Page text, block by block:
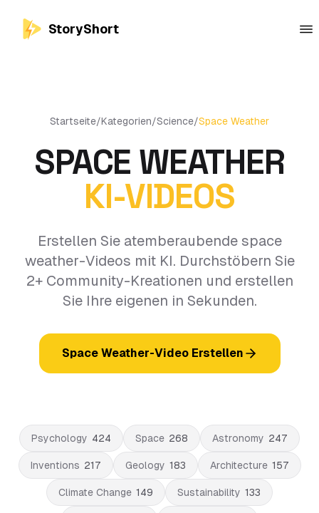
StoryShort
Startseite/Kategorien/Science/Space Weather
SPACE WEATHER
KI-VIDEOS
Erstellen Sie atemberaubende space
weather-Videos mit KI. Durchstöbern Sie
2+ Community-Kreationen und erstellen
Sie Ihre eigenen in Sekunden.
Space Weather-Video Erstellen
Psychology 424 Space 268 Astronomy 247
Inventions 217 Geology 183 Architecture 157
Climate Change 149 Sustainability 133